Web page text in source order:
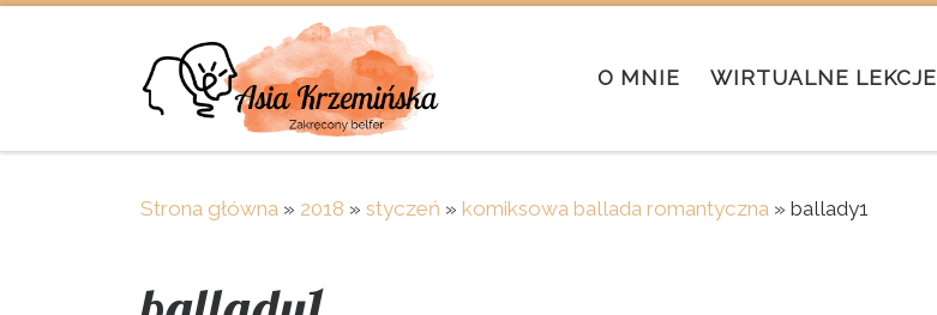
O MNIE WIRTUALNE LEKCJE
Strona główna » 2018 » styczeń » komiksowa ballada romantyczna » ballady1